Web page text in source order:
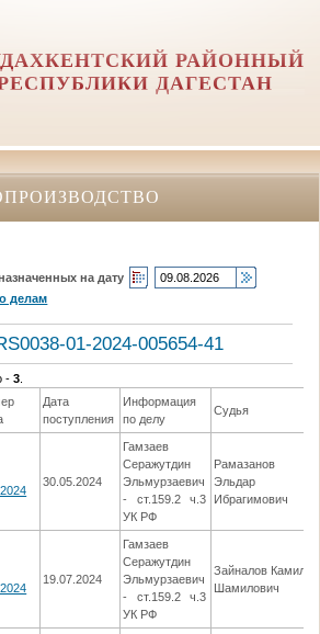
РАЙОННЫЙ
ДАГЕСТАН
на дату
делам
01-2024-005654-41
-3
Дата
поступления
Информация
по делу
Судья
30.05.2024
Гамзаев
Серажутдин
Эльмурзаевич
- ст.159.2 ч.3
УК РФ
Рамазанов
Эльдар
Ибрагимович
19.07.2024
Гамзаев
Серажутдин
Эльмурзаевич
- ст.159.2 ч.3
УК РФ
Зайналов Камиль
Шамилович